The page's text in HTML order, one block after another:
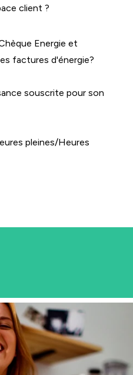
client ?
Energie et
factures d'énergie?
souscrite pour son
pleines/Heures